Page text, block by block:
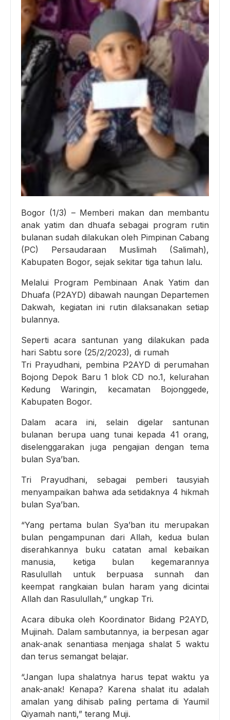
Bogor (1/3) – Memberi makan dan membantu
anak yatim dan dhuafa sebagai program rutin
bulanan sudah dilakukan oleh Pimpinan Cabang
(PC) Persaudaraan Muslimah (Salimah),
Kabupaten Bogor, sejak sekitar tiga tahun lalu.
Melalui Program Pembinaan Anak Yatim dan
Dhuafa (P2AYD) dibawah naungan Departemen
Dakwah, kegiatan ini rutin dilaksanakan setiap
bulannya.
Seperti acara santunan yang dilakukan pada
hari Sabtu sore (25/2/2023), di rumah
Tri Prayudhani, pembina P2AYD di perumahan
Bojong Depok Baru 1 blok CD no.1, kelurahan
Kedung Waringin, kecamatan Bojonggede,
Kabupaten Bogor.
Dalam acara ini, selain digelar santunan
bulanan berupa uang tunai kepada 41 orang,
diselenggarakan juga pengajian dengan tema
bulan Sya’ban.
Tri Prayudhani, sebagai pemberi tausyiah
menyampaikan bahwa ada setidaknya 4 hikmah
bulan Sya’ban.
“Yang pertama bulan Sya’ban itu merupakan
bulan pengampunan dari Allah, kedua bulan
diserahkannya buku catatan amal kebaikan
manusia, ketiga bulan kegemarannya
Rasulullah untuk berpuasa sunnah dan
keempat rangkaian bulan haram yang dicintai
Allah dan Rasulullah,” ungkap Tri.
Acara dibuka oleh Koordinator Bidang P2AYD,
Mujinah. Dalam sambutannya, ia berpesan agar
anak-anak senantiasa menjaga shalat 5 waktu
dan terus semangat belajar.
“Jangan lupa shalatnya harus tepat waktu ya
anak-anak! Kenapa? Karena shalat itu adalah
amalan yang dihisab paling pertama di Yaumil
Qiyamah nanti,” terang Muji.